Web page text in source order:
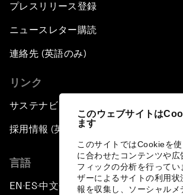
このウェブサイトは
ます
このサイトではCookieを
に合わせたコンテンツや広
フィックの分析を行ってい
ザーによるサイトの利用状
報を収集し、ソーシャルメ
プレスリリース登録
ニュースレター購読
連絡先 (英語のみ)
リンク
サステナビリティへの取り組み
採用情報 (英語のみ)
言語
EN ▪ES▪中文▪ 日本語